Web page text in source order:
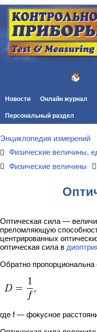
Новости Онлайн журнал
Персональный раздел
Энциклопедия измерений
Физические величины,
Физические величины
Оптическая сила —
преломляющую
центрированных
оптическая сила в
Обратно
где f — фокусное